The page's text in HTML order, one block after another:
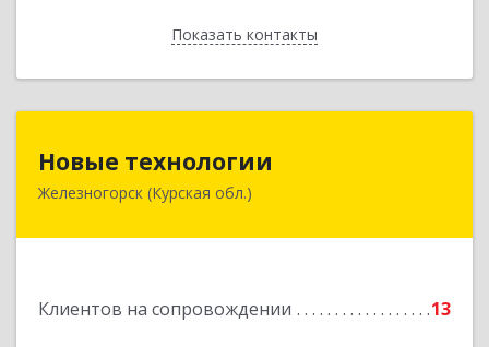
Показать контакты
Назад
Новые технологии
Железногорск (Курская обл.)
Клиентов на сопровождении 13
307170, Курская обл, Железногорский р-н,
Подробнее